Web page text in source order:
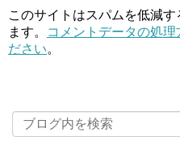
このサイトはスパムを低減
ます。
コメントデータの処理
ださい。